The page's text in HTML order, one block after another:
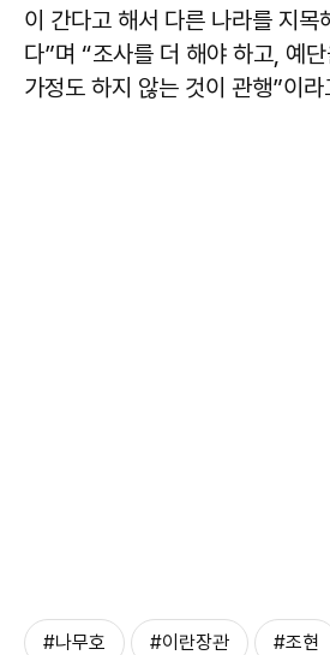
이 간다고 해서 다른 나라를 지목
다”며 “조사를 더 해야 하고, 예
가정도 하지 않는 것이 관행”이
#나무호 #이란장관 #조현